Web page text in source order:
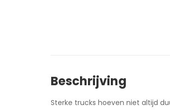
Beschrijving
Sterke trucks hoeven niet altijd